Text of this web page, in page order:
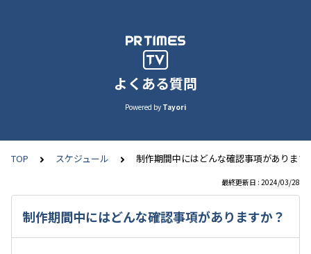
よくある質問
Powered by Tayori
TOP スケジュール 制作期間中にはどんな確認事項があります
最終更新日 : 2024/03/28
制作期間中にはどんな確認事項がありますか？